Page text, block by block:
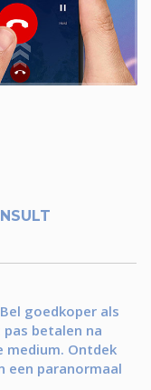
Bel goedkoper als
betalen na
medium. Ontdek
een paranormaal